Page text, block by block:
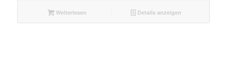
Weiterlesen Details anzeigen